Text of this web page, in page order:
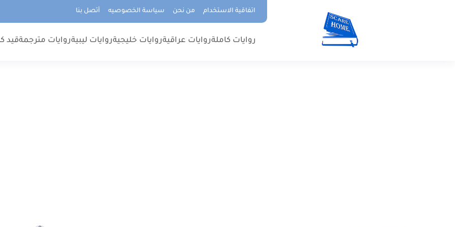
اتفاقية الاستخدام من نحن سياسة الخصوصيه أتصل بنا
روايات كاملةروايات عراقيةروايات خليجيةروايات ليبيةروايات مترجمةقيد